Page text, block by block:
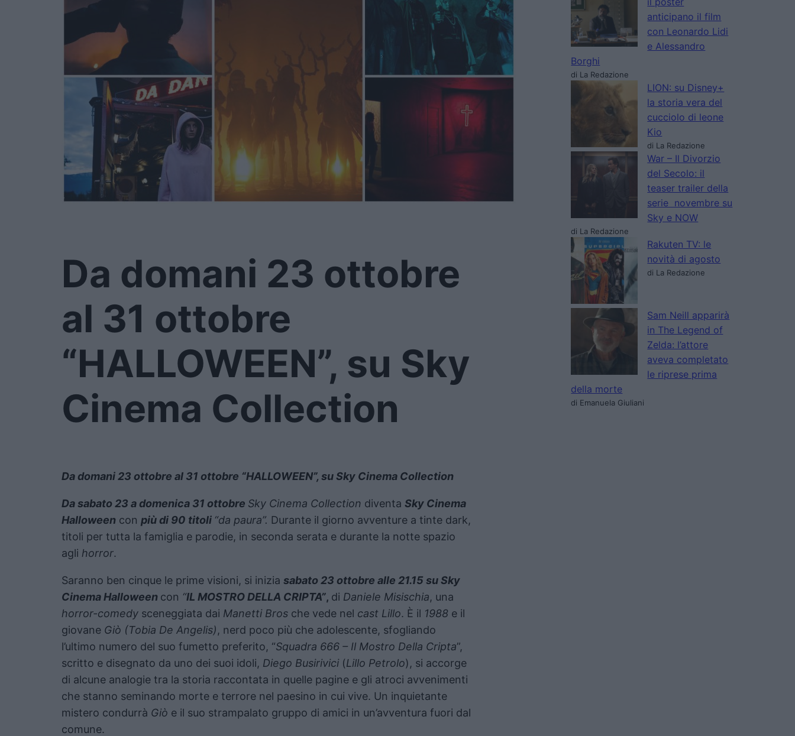
Da domani 23 ottobre
al 31 ottobre
“HALLOWEEN”, su Sky
Cinema Collection
Da domani 23 ottobre al 31 ottobre “HALLOWEEN”, su Sky Cinema Collection
Da sabato 23 a domenica 31 ottobre Sky Cinema Collection diventa Sky Cinema
Halloween con più di 90 titoli “da paura”. Durante il giorno avventure a tinte dark,
titoli per tutta la famiglia e parodie, in seconda serata e durante la notte spazio
agli horror.
Saranno ben cinque le prime visioni, si inizia sabato 23 ottobre alle 21.15 su Sky
Cinema Halloween con “IL MOSTRO DELLA CRIPTA”, di Daniele Misischia, una
horror-comedy sceneggiata dai Manetti Bros che vede nel cast Lillo. È il 1988 e il
giovane Giò (Tobia De Angelis), nerd poco più che adolescente, sfogliando
l’ultimo numero del suo fumetto preferito, “Squadra 666 – Il Mostro Della Cripta”,
scritto e disegnato da uno dei suoi idoli, Diego Busirivici(Lillo Petrolo), si accorge
di alcune analogie tra la storia raccontata in quelle pagine e gli atroci avvenimenti
che stanno seminando morte e terrore nel paesino in cui vive. Un inquietante
mistero condurrà Giò e il suo strampalato gruppo di amici in un’avventura fuori dal
comune.
anticipano il film
con Leonardo Lidi
e Alessandro
Borghi
di La Redazione
LION: su Disney+
la storia vera del
cucciolo di leone
Kio
di La Redazione
War – Il Divorzio
del Secolo: il
teaser trailer della
serie novembre su
Sky e NOW
di La Redazione
Rakuten TV: le
novità di agosto
di La Redazione
Sam Neill apparirà
in The Legend of
Zelda: l’attore
aveva completato
le riprese prima
della morte
di Emanuela Giuliani